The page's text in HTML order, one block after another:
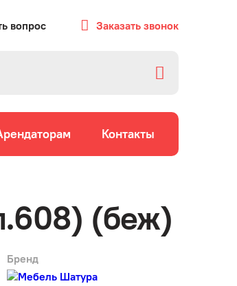
вопрос Заказать звонок
Контакты
(беж)
Бренд